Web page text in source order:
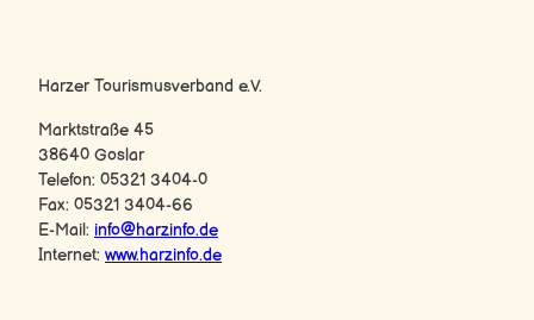
Harzer Tourismusverband e.V.
Marktstraße 45
38640 Goslar
Telefon: 05321 3404-0
Fax: 05321 3404-66
E-Mail: info@harzinfo.de
Internet: www.harzinfo.de